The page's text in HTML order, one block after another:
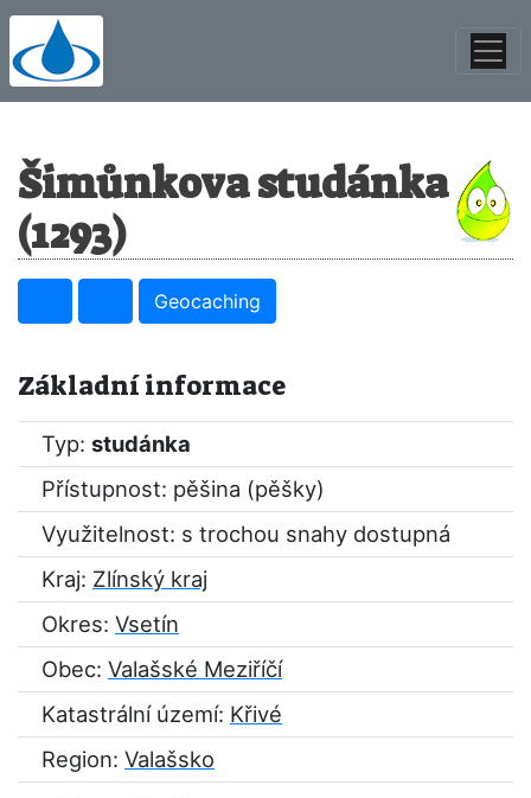
Šimůnkova studánka
(1293)
Geocaching
Základní informace
Typ: studánka
Přístupnost: pěšina (pěšky)
Využitelnost: s trochou snahy dostupná
Kraj: Zlínský kraj
Okres: Vsetín
Obec: Valašské Meziříčí
Katastrální území: Křivé
Region: Valašsko